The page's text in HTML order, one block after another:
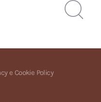
e Cookie Policy